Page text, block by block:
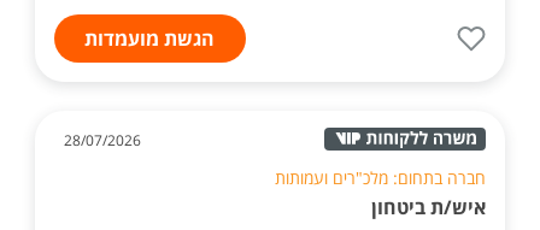
הגשת מועמדות
28/07/2026
חברה בתחום: מלכ"רים ועמותות
איש/ת ביטחון